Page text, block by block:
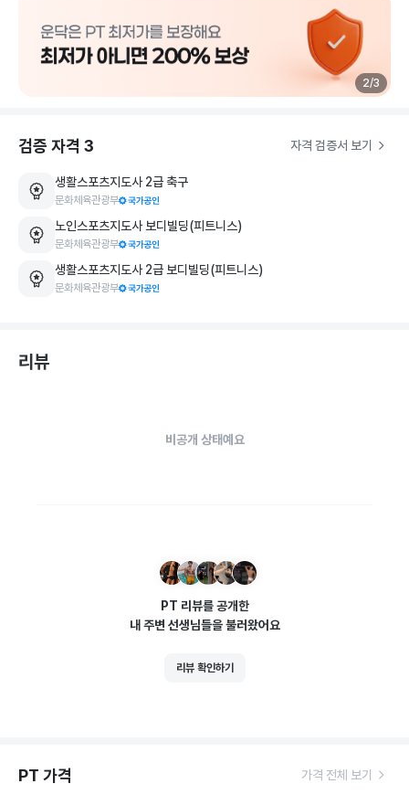
만 국한되지 않습니다. 트레이닝을 통해서 신체 능력이 향상되
고,☝️'건강한 몸'이 되기 위한 목표로 수업을 진행해요.
선수 트레이닝은 순발력, 파워, 민첩성 등 신체 운동기능을 올리
활 속 움직임을 잘 해내기 위해서 도움이 되는 트레이닝 방법입
* 전문성 이력 ✅
→ 스포츠건강관리학 전공 🎓
→ 선수트레이너 (Athletic Trainer) 과정 이수
→ 트레이너 경력 10년 (선수, 일반인, 재활 대상)
2/3
검증 자격 3 자격 검증서 보기
생활스포츠지도사 2급 축구
문화체육관광부
노인스포츠지도사 보디빌딩(피트니스)
문화체육관광부
생활스포츠지도사 2급 보디빌딩(피트니스)
문화체육관광부
리뷰
비공개 상태예요
PT 리뷰를 공개한
내 주변 선생님들을 불러왔어요
리뷰 확인하기
PT 가격 가격 전체 보기